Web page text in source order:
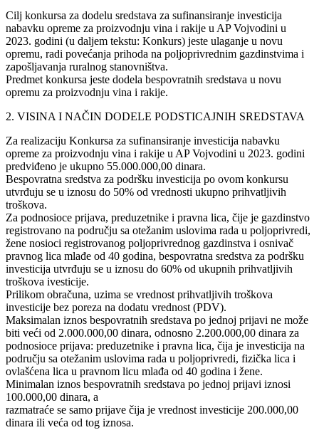
Cilj konkursa za dodelu sredstava za sufinansiranje investicija
nabavku opreme za proizvodnju vina i rakije u AP Vojvodini u
2023. godini (u daljem tekstu: Konkurs) jeste ulaganje u novu
opremu, radi povećanja prihoda na poljoprivrednim gazdinstvima i
zapošljavanja ruralnog stanovništva.
Predmet konkursa jeste dodela bespovratnih sredstava u novu
opremu za proizvodnju vina i rakije.
2. VISINA I NAČIN DODELE PODSTICAJNIH SREDSTAVA
Za realizaciju Konkursa za sufinansiranje investicija nabavku
opreme za proizvodnju vina i rakije u AP Vojvodini u 2023. godini
predviđeno je ukupno 55.000.000,00 dinara.
Bespovratna sredstva za podršku investicija po ovom konkursu
utvrđuju se u iznosu do 50% od vrednosti ukupno prihvatljivih
troškova.
Za podnosioce prijava, preduzetnike i pravna lica, čije je gazdinstvo
registrovano na području sa otežanim uslovima rada u poljoprivredi,
žene nosioci registrovanog poljoprivrednog gazdinstva i osnivač
pravnog lica mlađe od 40 godina, bespovratna sredstva za podršku
investicija utvrđuju se u iznosu do 60% od ukupnih prihvatljivih
troškova ivesticije.
Prilikom obračuna, uzima se vrednost prihvatljivih troškova
investicije bez poreza na dodatu vrednost (PDV).
Maksimalan iznos bespovratnih sredstava po jednoj prijavi ne može
biti veći od 2.000.000,00 dinara, odnosno 2.200.000,00 dinara za
podnosioce prijava: preduzetnike i pravna lica, čija je investicija na
području sa otežanim uslovima rada u poljoprivredi, fizička lica i
ovlašćena lica u pravnom licu mlađa od 40 godina i žene.
Minimalan iznos bespovratnih sredstava po jednoj prijavi iznosi
100.000,00 dinara, a
razmatraće se samo prijave čija je vrednost investicije 200.000,00
dinara ili veća od tog iznosa.